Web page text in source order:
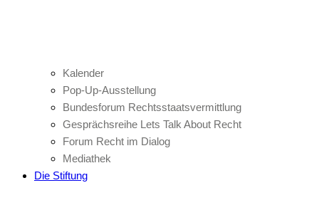
Kalender
Pop-Up-Ausstellung
Bundesforum Rechtsstaatsvermittlung
Gesprächsreihe Lets Talk About Recht
Forum Recht im Dialog
Mediathek
Die Stiftung